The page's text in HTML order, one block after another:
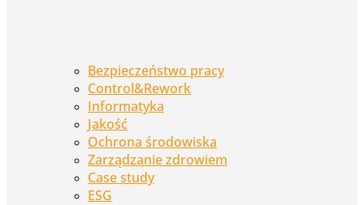
Bezpieczeństwo pracy
Control&Rework
Informatyka
Jakość
Ochrona środowiska
Zarządzanie zdrowiem
Case study
ESG